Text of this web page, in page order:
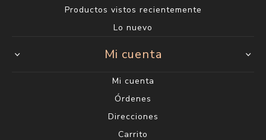
Productos vistos recientemente
Lo nuevo
Mi cuenta
Mi cuenta
Órdenes
Direcciones
Carrito